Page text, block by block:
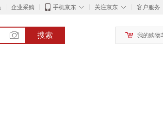
企业采购 ◇
手机京东 ◇
关注京东 客户服务
搜索
我的购物